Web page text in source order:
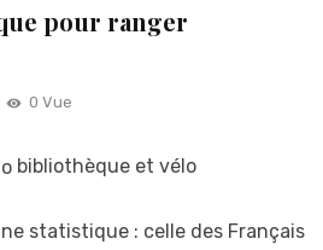
pour ranger
0 Vue
bibliothèque et vélo
statistique : celle des Français